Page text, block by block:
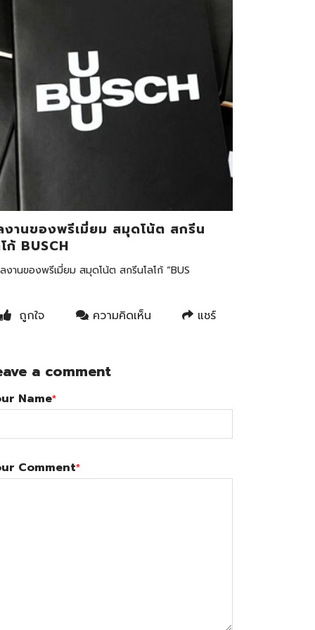
งานของพรีเมี่ยม สมุดโน้ต สกรีน
ก้ BUSCH
านของพรีเมี่ยม สมุดโน้ต สกรีนโลโก้ “BUS
ถูกใจ ความคิดเห็น แชร์
a comment
Name*
Comment*